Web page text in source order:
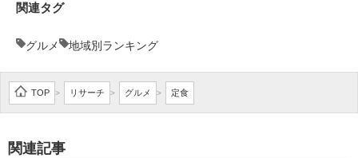
エレクトロニクス専門サイト
電子設計の基本と応用
エネルギーの専門メディア
ちょっと気になるネットの話題
関連タグ
グルメ 地域別ランキング
TOP > リサーチ > グルメ > 定食
関連記事